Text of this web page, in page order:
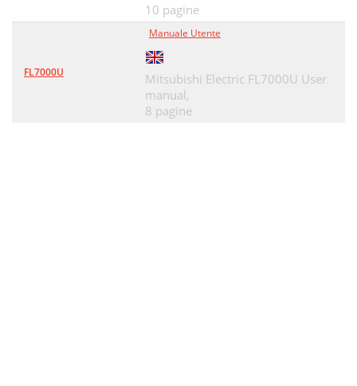
10 pagine
FL7000U
Manuale Utente
Mitsubishi Electric FL7000U User
manual,
8 pagine